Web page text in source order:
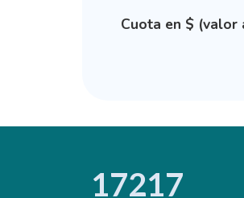
Cuota en $ (valor
17217